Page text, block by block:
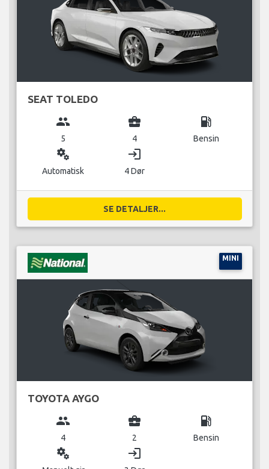
SEAT TOLEDO
group
5
business_center
4
local_gas_station
Bensin
miscellaneous_services
Automatisk
login
4 Dør
SE DETALJER...
MINI
TOYOTA AYGO
group
4
business_center
2
local_gas_station
Bensin
miscellaneous_services login